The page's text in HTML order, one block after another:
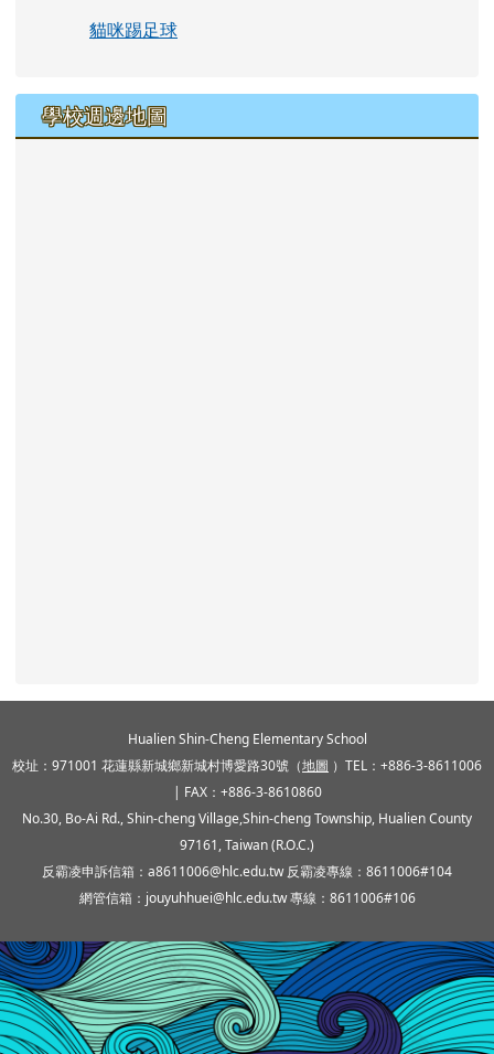
貓咪踢足球
學校週邊地圖
Hualien Shin-Cheng Elementary School
校址：971001 花蓮縣新城鄉新城村博愛路30號（地圖 ）TEL：+886-3-8611006
| FAX：+886-3-8610860
No.30, Bo-Ai Rd., Shin-cheng Village,Shin-cheng Township, Hualien County
97161, Taiwan (R.O.C.)
反霸凌申訴信箱：a8611006@hlc.edu.tw 反霸凌專線：8611006#104
網管信箱：jouyuhhuei@hlc.edu.tw 專線：8611006#106